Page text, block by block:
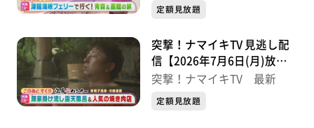
定額見放題
突撃！ナマイキTV 見逃し配
信【2026年7月6日(月)放送
分】
突撃！ナマイキTV 最新
定額見放題